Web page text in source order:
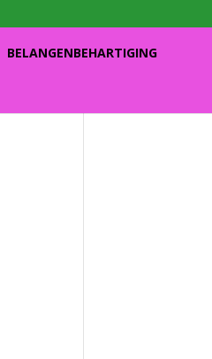
BELANGENBEHARTIGING